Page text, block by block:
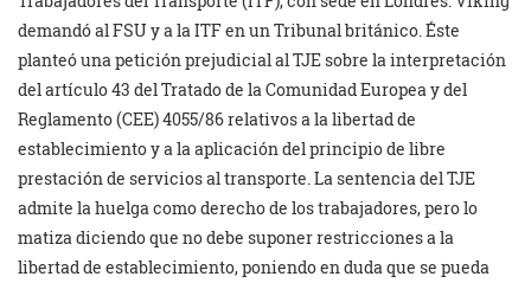
demandó al FSU y a la ITF en un Tribunal británico. Éste
planteó una petición prejudicial al TJE sobre la interpretación
del artículo 43 del Tratado de la Comunidad Europea y del
Reglamento (CEE) 4055/86 relativos a la libertad de
establecimiento y a la aplicación del principio de libre
prestación de servicios al transporte. La sentencia del TJE
admite la huelga como derecho de los trabajadores, pero lo
matiza diciendo que no debe suponer restricciones a la
libertad de establecimiento, poniendo en duda que se pueda